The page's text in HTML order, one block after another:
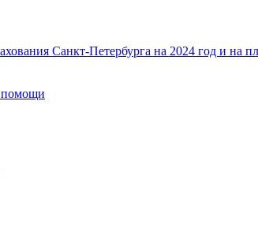
Санкт-Петербурга на 2024 год и на
помощи